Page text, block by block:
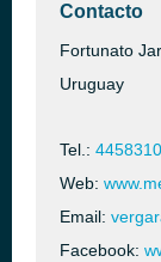
Contacto
Fortunato
Uruguay
Tel.:
Web:
Email:
Facebook: